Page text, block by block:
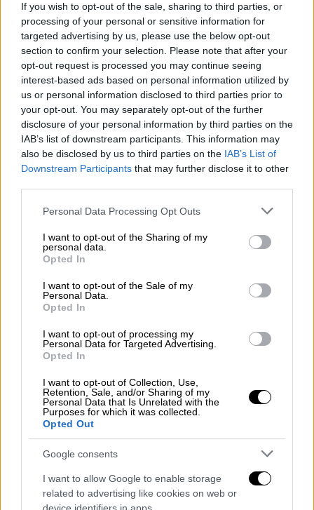
If you wish to opt-out of the sale, sharing to third parties, or
processing of your personal or sensitive information for
targeted advertising by us, please use the below opt-out
section to confirm your selection. Please note that after your
opt-out request is processed you may continue seeing
interest-based ads based on personal information utilized by
us or personal information disclosed to third parties prior to
your opt-out. You may separately opt-out of the further
disclosure of your personal information by third parties on the
IAB’s list of downstream participants. This information may
also be disclosed by us to third parties on the IAB’s List of
Downstream Participants that may further disclose it to other
Please note that this website/app uses one or more Google
not limited to your visit or usage behaviour. You may click to
grant or deny consent to Google and its third-party tags to
use your data for below specified purposes in below Google
consent section.
Personal Data Processing Opt Outs
I want to opt-out of the Sharing of my
personal data.
Opted In
I want to opt-out of the Sale of my
Personal Data.
Opted In
I want to opt-out of processing my
Personal Data for Targeted Advertising.
Opted In
I want to opt-out of Collection, Use,
Retention, Sale, and/or Sharing of my
Personal Data that Is Unrelated with the
Purposes for which it was collected.
Opted Out
Google consents
I want to allow Google to enable storage
related to advertising like cookies on web or
Σεφυλάκιση 6 μηνώνμετριετή αναστολή
καταδικάστηκαν οι δύο διοργανώτριες της
φωτογράφησης μεpole dancersστο
Ανάκτορο Αγίων Μιχαήλ και Γεωργίου στην
Κέρκυρα.Οι τρεις συμμετέχουσεςκρίθηκαν
αθώες.
Η πρόεδρος της έδρας πρότεινε την
απαλλαγήτων 5 γυναικών για την κατηγορία
της Προστασίας Αρχαιοτήτων και της
κατηγορία περί υποβάθμισης του
περιβάλλοντος πρότεινε τηνυποβάθμισή
της κατηγορίας σε
υποβάθμιση από αμέλεια.
ΔΙΑΒΑΣΤΕ ΕΠΙΣΗΣ
«Ήθελα να τη λυτρώσω από τα
προβλήματα υγείας», είπε ο 50χρονος
μητροκτόνος στο Χαϊδάρι